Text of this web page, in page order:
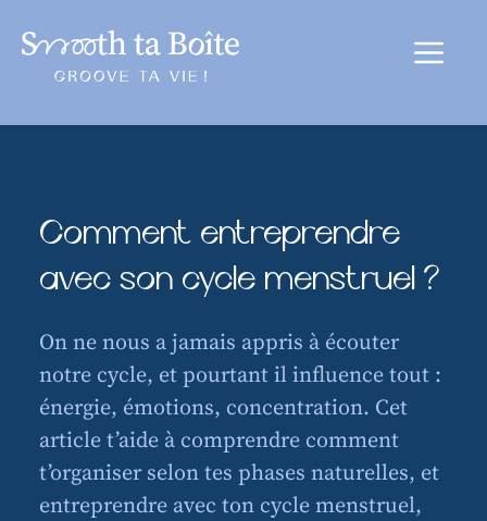
contenu
Menu
Comment entreprendre
avec son cycle menstruel ?
On ne nous a jamais appris à écouter
notre cycle, et pourtant il influence tout :
énergie, émotions, concentration. Cet
article t’aide à comprendre comment
t’organiser selon tes phases naturelles, et
entreprendre avec ton cycle menstruel,